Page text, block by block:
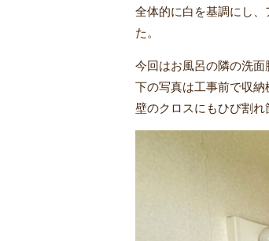
全体的に白を基調にし
た。
今回はお風呂の隣の洗面
下の写真は工事前で収納
壁のクロスにもひび割れ